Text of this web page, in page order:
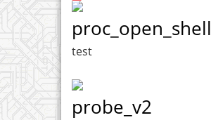
proc_open_shell
test
probe_v2